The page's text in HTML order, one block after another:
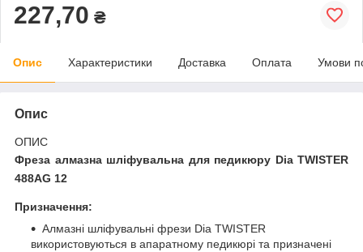
227,70 ₴
Опис Характеристики Доставка Оплата Умови
Опис
ОПИС
Фреза алмазна шліфувальна для педикюру Dia TWISTER
488AG 12
Призначення:
Алмазні шліфувальні фрези Dia TWISTER
використовуються в апаратному педикюрі та призначені